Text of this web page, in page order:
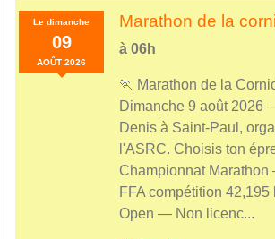
Ledimanche
09
AOÛT 2026
Marathon de la
à 06h
🏃 Marathon de la
Dimanche 9 août 2026
Denis à Saint-Paul,
l'ASRC. Choisis ton
Championnat
FFA compétition
Open — Non licenc...